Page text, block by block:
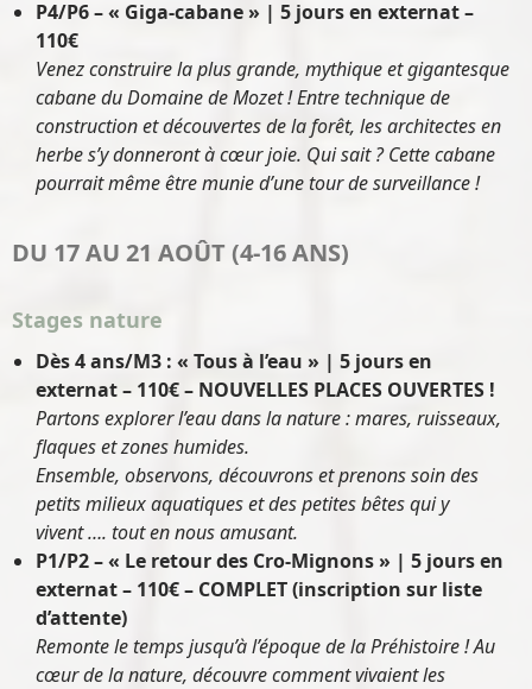
P4/P6 – « Giga-cabane » | 5 jours en externat –
110€
Venez construire la plus grande, mythique et gigantesque
cabane du Domaine de Mozet ! Entre technique de
construction et découvertes de la forêt, les architectes en
herbe s’y donneront à cœur joie. Qui sait ? Cette cabane
pourrait même être munie d’une tour de surveillance !
DU 17 AU 21 AOÛT (4-16 ANS)
Stages nature
Dès 4 ans/M3 : « Tous à l’eau » | 5 jours en
externat – 110€– NOUVELLES PLACES OUVERTES !
Partons explorer l’eau dans la nature : mares, ruisseaux,
flaques et zones humides.
Ensemble, observons, découvrons et prenons soin des
petits milieux aquatiques et des petites bêtes qui y
vivent …. tout en nous amusant.
P1/P2 – « Le retour des Cro-Mignons » | 5 jours en
externat – 110€– COMPLET (inscription sur liste
d’attente)
Remonte le temps jusqu’à l’époque de la Préhistoire ! Au
cœur de la nature, découvre comment vivaient les